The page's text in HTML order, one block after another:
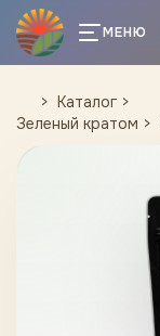
МЕНЮ
Каталог
Зеленый кратом